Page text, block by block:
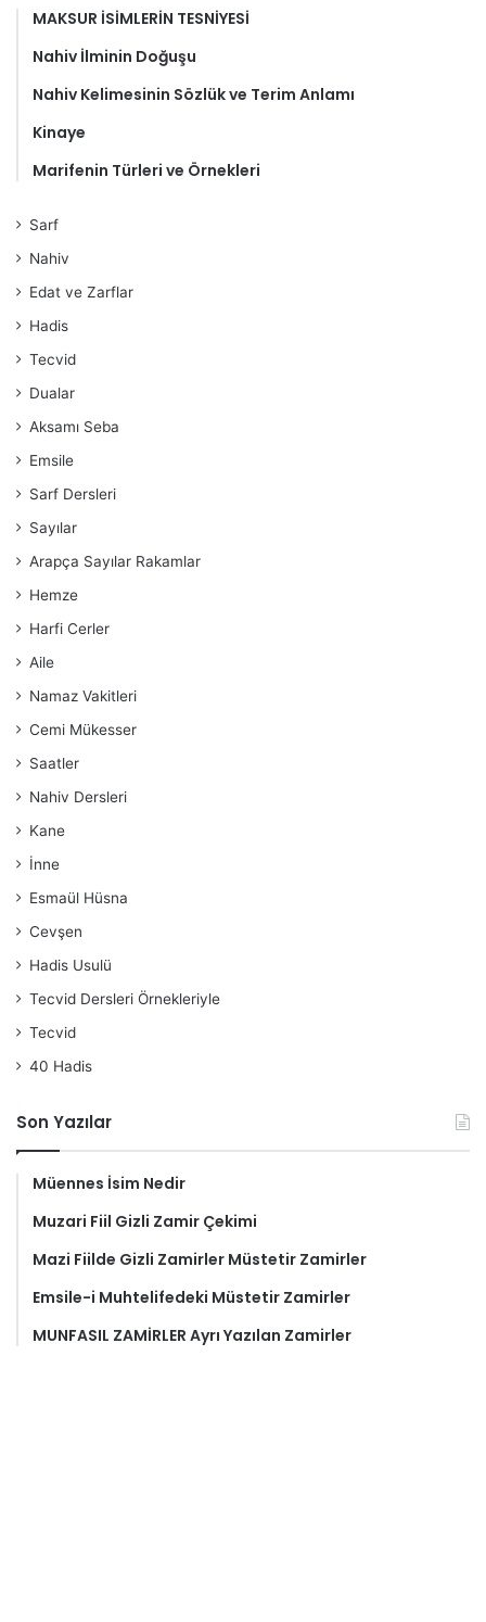
MAKSUR İSİMLERİN TESNİYESİ
Nahiv İlminin Doğuşu
Nahiv Kelimesinin Sözlük ve Terim Anlamı
Kinaye
Marifenin Türleri ve Örnekleri
Sarf
Nahiv
Edat ve Zarflar
Hadis
Tecvid
Dualar
Aksamı Seba
Emsile
Sarf Dersleri
Sayılar
Arapça Sayılar Rakamlar
Hemze
Harfi Cerler
Aile
Namaz Vakitleri
Cemi Mükesser
Saatler
Nahiv Dersleri
Kane
İnne
Esmaül Hüsna
Cevşen
Hadis Usulü
Tecvid Dersleri Örnekleriyle
Tecvid
40 Hadis
Son Yazılar
Müennes İsim Nedir
Muzari Fiil Gizli Zamir Çekimi
Mazi Fiilde Gizli Zamirler Müstetir Zamirler
Emsile-i Muhtelifedeki Müstetir Zamirler
MUNFASIL ZAMİRLER Ayrı Yazılan Zamirler